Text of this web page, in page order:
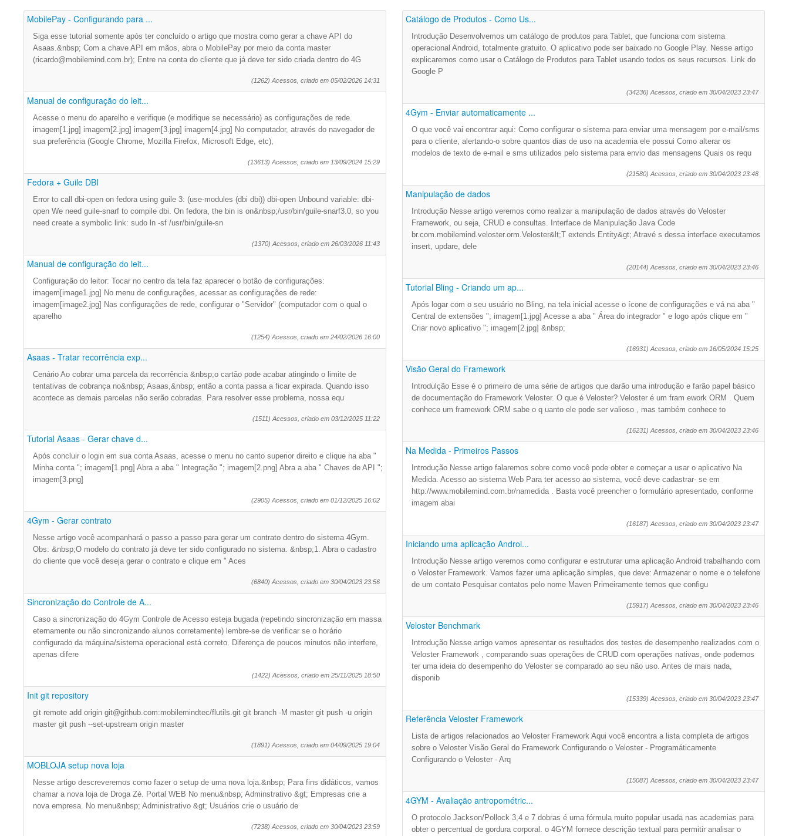
MobilePay - Configurando para ...
Siga esse tutorial somente após ter concluído o artigo que mostra como gerar a chave API do
Asaas.&nbsp; Com a chave API em mãos, abra o MobilePay por meio da conta master
(ricardo@mobilemind.com.br); Entre na conta do cliente que já deve ter sido criada dentro do 4G
(1262) Acessos, criado em 05/02/2026 14:31
Manual de configuração do leit...
Acesse o menu do aparelho e verifique (e modifique se necessário) as configurações de rede.
imagem[1.jpg] imagem[2.jpg] imagem[3.jpg] imagem[4.jpg] No computador, através do navegador de
sua preferência (Google Chrome, Mozilla Firefox, Microsoft Edge, etc),
(13613) Acessos, criado em 13/09/2024 15:29
Fedora + Guile DBI
Error to call dbi-open on fedora using guile 3: (use-modules (dbi dbi)) dbi-open Unbound variable: dbi-
open We need guile-snarf to compile dbi. On fedora, the bin is on&nbsp;/usr/bin/guile-snarf3.0, so you
need create a symbolic link: sudo ln -sf /usr/bin/guile-sn
(1370) Acessos, criado em 26/03/2026 11:43
Manual de configuração do leit...
Configuração do leitor: Tocar no centro da tela faz aparecer o botão de configurações:
imagem[image1.jpg] No menu de configurações, acessar as configurações de rede:
imagem[image2.jpg] Nas configurações de rede, configurar o "Servidor" (computador com o qual o
aparelho
(1254) Acessos, criado em 24/02/2026 16:00
Asaas - Tratar recorrência exp...
Cenário Ao cobrar uma parcela da recorrência &nbsp;o cartão pode acabar atingindo o limite de
tentativas de cobrança no&nbsp; Asaas,&nbsp; então a conta passa a ficar expirada. Quando isso
acontece as demais parcelas não serão cobradas. Para resolver esse problema, nossa equ
(1511) Acessos, criado em 03/12/2025 11:22
Tutorial Asaas - Gerar chave d...
Após concluir o login em sua conta Asaas, acesse o menu no canto superior direito e clique na aba "
Minha conta "; imagem[1.png] Abra a aba " Integração "; imagem[2.png] Abra a aba " Chaves de API ";
imagem[3.png]
(2905) Acessos, criado em 01/12/2025 16:02
4Gym - Gerar contrato
Nesse artigo você acompanhará o passo a passo para gerar um contrato dentro do sistema 4Gym.
Obs: &nbsp;O modelo do contrato já deve ter sido configurado no sistema. &nbsp;1. Abra o cadastro
do cliente que você deseja gerar o contrato e clique em " Aces
(6840) Acessos, criado em 30/04/2023 23:56
Sincronização do Controle de A...
Caso a sincronização do 4Gym Controle de Acesso esteja bugada (repetindo sincronização em massa
eternamente ou não sincronizando alunos corretamente) lembre-se de verificar se o horário
configurado da máquina/sistema operacional está correto. Diferença de poucos minutos não interfere,
apenas difere
(1422) Acessos, criado em 25/11/2025 18:50
Init git repository
git remote add origin git@github.com:mobilemindtec/flutils.git git branch -M master git push -u origin
master git push --set-upstream origin master
(1891) Acessos, criado em 04/09/2025 19:04
MOBLOJA setup nova loja
Nesse artigo descreveremos como fazer o setup de uma nova loja.&nbsp; Para fins didáticos, vamos
chamar a nova loja de Droga Zé. Portal WEB No menu&nbsp; Adminstrativo &gt; Empresas crie a
nova empresa. No menu&nbsp; Administrativo &gt; Usuários crie o usuário de
(7238) Acessos, criado em 30/04/2023 23:59
Catálogo de Produtos - Como Us...
Introdução Desenvolvemos um catálogo de produtos para Tablet, que funciona com sistema
operacional Android, totalmente gratuito. O aplicativo pode ser baixado no Google Play. Nesse artigo
explicaremos como usar o Catálogo de Produtos para Tablet usando todos os seus recursos. Link do
Google P
(34236) Acessos, criado em 30/04/2023 23:47
4Gym - Enviar automaticamente ...
O que você vai encontrar aqui: Como configurar o sistema para enviar uma mensagem por e-mail/sms
para o cliente, alertando-o sobre quantos dias de uso na academia ele possui Como alterar os
modelos de texto de e-mail e sms utilizados pelo sistema para envio das mensagens Quais os requ
(21580) Acessos, criado em 30/04/2023 23:48
Manipulação de dados
Introdução Nesse artigo veremos como realizar a manipulação de dados através do Veloster
Framework, ou seja, CRUD e consultas. Interface de Manipulação Java Code
br.com.mobilemind.veloster.orm.Veloster&lt;T extends Entity&gt; Atravé s dessa interface executamos
insert, updare, dele
(20144) Acessos, criado em 30/04/2023 23:46
Tutorial Bling - Criando um ap...
Após logar com o seu usuário no Bling, na tela inicial acesse o ícone de configurações e vá na aba "
Central de extensões "; imagem[1.jpg] Acesse a aba " Área do integrador " e logo após clique em "
Criar novo aplicativo "; imagem[2.jpg] &nbsp;
(16931) Acessos, criado em 16/05/2024 15:25
Visão Geral do Framework
Introdulção Esse é o primeiro de uma série de artigos que darão uma introdução e farão papel básico
de documentação do Framework Veloster. O que é Veloster? Veloster é um fram ework ORM . Quem
conhece um framework ORM sabe o q uanto ele pode ser valioso , mas também conhece to
(16231) Acessos, criado em 30/04/2023 23:46
Na Medida - Primeiros Passos
Introdução Nesse artigo falaremos sobre como você pode obter e começar a usar o aplicativo Na
Medida. Acesso ao sistema Web Para ter acesso ao sistema, você deve cadastrar- se em
http://www.mobilemind.com.br/namedida . Basta você preencher o formulário apresentado, conforme
imagem abai
(16187) Acessos, criado em 30/04/2023 23:47
Iniciando uma aplicação Androi...
Introdução Nesse artigo veremos como configurar e estruturar uma aplicação Android trabalhando com
o Veloster Framework. Vamos fazer uma aplicação simples, que deve: Armazenar o nome e o telefone
de um contato Pesquisar contatos pelo nome Maven Primeiramente temos que configu
(15917) Acessos, criado em 30/04/2023 23:46
Veloster Benchmark
Introdução Nesse artigo vamos apresentar os resultados dos testes de desempenho realizados com o
Veloster Framework , comparando suas operações de CRUD com operações nativas, onde podemos
ter uma ideia do desempenho do Veloster se comparado ao seu não uso. Antes de mais nada,
disponib
(15339) Acessos, criado em 30/04/2023 23:47
Referência Veloster Framework
Lista de artigos relacionados ao Veloster Framework Aqui você encontra a lista completa de artigos
sobre o Veloster Visão Geral do Framework Configurando o Veloster - Programáticamente
Configurando o Veloster - Arq
(15087) Acessos, criado em 30/04/2023 23:47
4GYM - Avaliação antropométric...
O protocolo Jackson/Pollock 3,4 e 7 dobras é uma fórmula muito popular usada nas academias para
obter o percentual de gordura corporal. o 4GYM fornece descrição textual para permitir analisar o